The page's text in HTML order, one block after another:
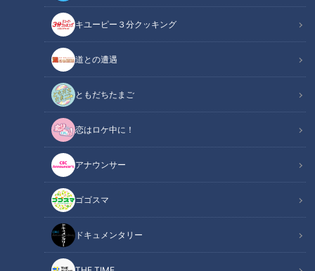
キユーピー３分クッキング
道との遭遇
ともだちたまご
恋はロケ中に！
アナウンサー
ゴゴスマ
ドキュメンタリー
【切り抜き】ゴゴスマ初出演の海渡アナを見守るお父さんこと福島アナ
#ウラオモテレビ #福島アナ #コラボ #参観日
この記事の画像
記事に戻る